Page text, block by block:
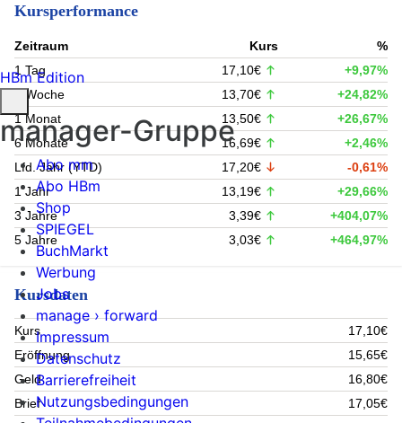
Kursperformance
Zeitraum Kurs
%
1 Tag
17,10€
+9,97%
1 Woche
13,70€
+24,82%
1 Monat
13,50€
+26,67%
6 Monate
16,69€
+2,46%
Lfd. Jahr (YTD)
17,20€
-0,61%
1 Jahr
13,19€
+29,66%
3 Jahre
3,39€
+404,07%
5 Jahre
3,03€ +464,97%
Kursdaten
Kurs
17,10€
Eröffnung
15,65€
Geld
16,80€
Brief
17,05€
HBm Edition
manager-Gruppe
Abo mm
Abo HBm
Shop
SPIEGEL
BuchMarkt
Werbung
Jobs
manage › forward
Impressum
Datenschutz
Barrierefreiheit
Nutzungsbedingungen